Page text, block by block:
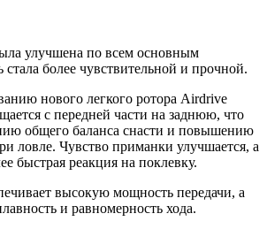
улучшена по всем основным
стала более чувствительной и прочной.
нового легкого ротора Airdrive
с передней части на заднюю, что
общего баланса снасти и повышению
ловле. Чувство приманки улучшается, а
быстрая реакция на поклевку.
высокую мощность передачи, а
и равномерность хода.